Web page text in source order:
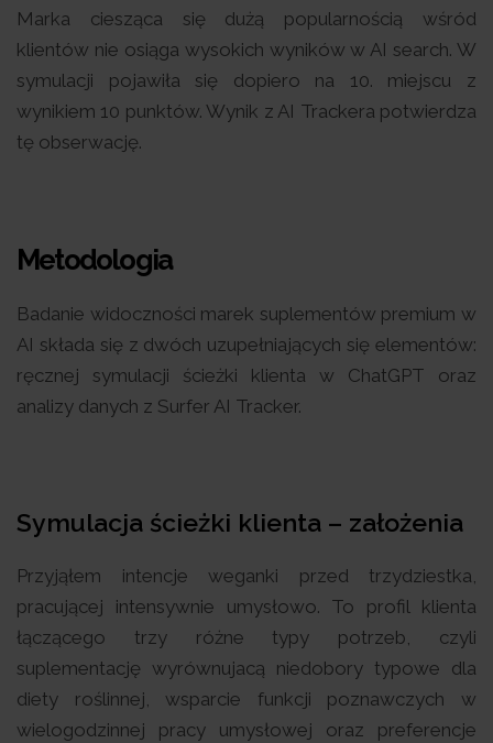
Marka ciesząca się dużą popularnością wśród
klientów nie osiąga wysokich wyników w AI search. W
symulacji pojawiła się dopiero na 10. miejscu z
wynikiem 10 punktów. Wynik z AI Trackera potwierdza
tę obserwację.
Metodologia
Badanie widoczności marek suplementów premium w
AI składa się z dwóch uzupełniających się elementów:
ręcznej symulacji ścieżki klienta w ChatGPT oraz
analizy danych z Surfer AI Tracker.
Symulacja ścieżki klienta – założenia
Przyjąłem intencje weganki przed trzydziestka,
pracującej intensywnie umysłowo. To profil klienta
łączącego trzy różne typy potrzeb, czyli
suplementację wyrównujacą niedobory typowe dla
diety roślinnej, wsparcie funkcji poznawczych w
wielogodzinnej pracy umysłowej oraz preferencje